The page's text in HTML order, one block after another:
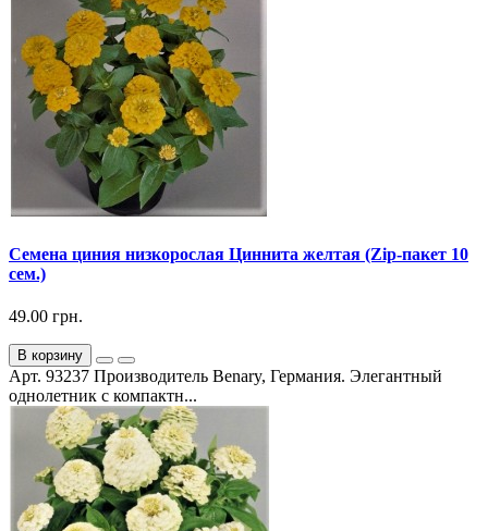
Семена циния низкорослая Циннита желтая (Zip-пакет 10
сем.)
49.00 грн.
В корзину
Арт. 93237 Производитель Benary, Германия. Элегантный
однолетник с компактн...